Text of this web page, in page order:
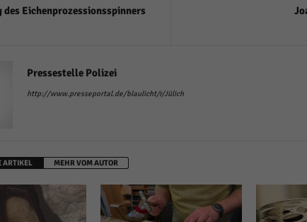
des Eichenprozessionsspinners
Pressestelle Polizei
http://www.presseportal.de/blaulicht/r/Jülich
ARTIKEL MEHR VOM AUTOR